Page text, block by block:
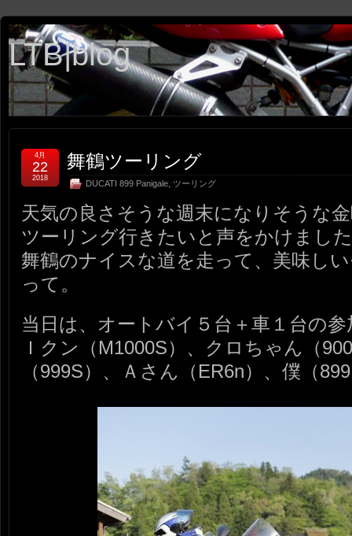
LTB|blog
舞鶴ツーリング
DUCATI 899 Panigale ツーリング
4月
22
2018
天気の良さそうな週末になりそうな
ツーリング行きたいと声をかけまし
舞鶴のナイスな道を走って、美味し
って。
当日は、オートバイ５台＋車１台の
Ｉクン（M1000S）、クロちゃん（
（999S）、Ａさん（ER6n）、僕（